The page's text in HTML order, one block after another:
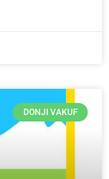
DONJI VAKUF